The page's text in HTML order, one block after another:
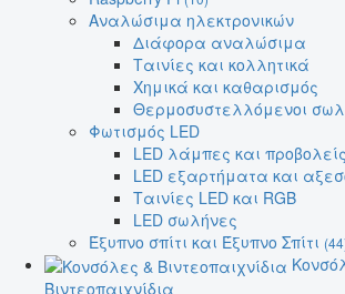
Αναλώσιμα ηλεκτρονικών
Διάφορα αναλώσιμα
Ταινίες και κολλητικά
Χημικά και καθαρισμός
Θερμοσυστελλόμενοι
Φωτισμός LED
LED λάμπες και προβολείς
LED εξαρτήματα και
Ταινίες LED και RGB
LED σωλήνες
Έξυπνο σπίτι και Έξυπνο Σπίτι
Βιντεοπαιχνίδια